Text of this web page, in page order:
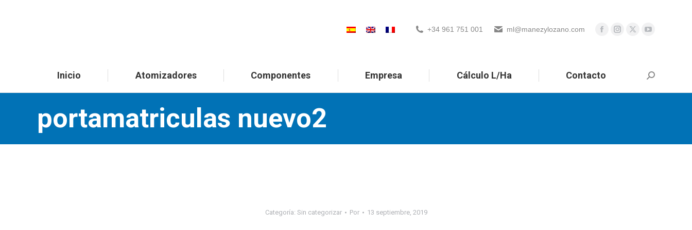
+34 961 751 001 ml@manezylozano.com
Inicio Atomizadores Componentes Empresa Cálculo L/Ha Contacto Buscar:
portamatriculas nuevo2
Categoría: Sin categorizar Por 13 septiembre, 2019